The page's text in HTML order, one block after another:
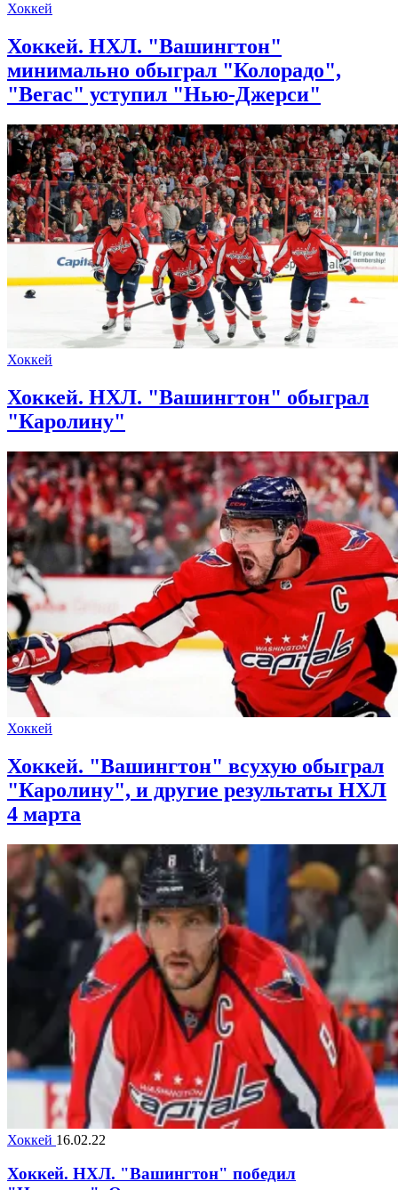
Хоккей
Хоккей. НХЛ. "Вашингтон"
минимально обыграл "Колорадо",
"Вегас" уступил "Нью-Джерси"
Хоккей
Хоккей. НХЛ. "Вашингтон" обыграл
"Каролину"
Хоккей
Хоккей. "Вашингтон" всухую обыграл
"Каролину", и другие результаты НХЛ
4 марта
Хоккей 16.02.22
Хоккей. НХЛ. "Вашингтон" победил